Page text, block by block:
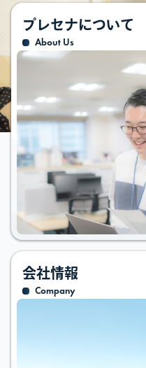
プレセナについて
About Us
会社情報
Company